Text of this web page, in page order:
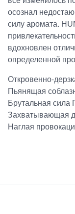
осознал
силу аромата.
вдохновлен
определенной
Откровенно-
Пьянящая
Брутальная сила
Захватывающая
Наглая